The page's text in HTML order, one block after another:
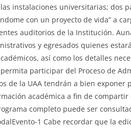
instalaciones universitarias; dos
con un proyecto de vida” a
auditorios de la Institución.
y egresados quienes
así como los detalles
participar del Proceso de
de la UAA tendrán a bien exponer
académica a fin de
completo puede ser
1 Cabe recordar que la